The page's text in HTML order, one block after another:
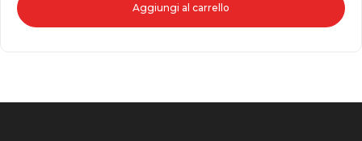
Aggiungi al carrello